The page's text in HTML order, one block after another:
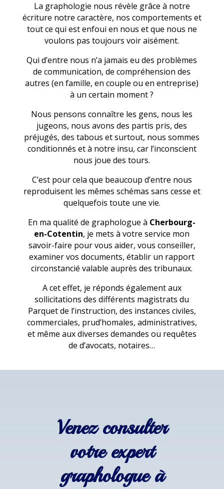
La graphologie nous révèle grâce à notre
écriture notre caractère, nos comportements et
tout ce qui est enfoui en nous et que nous ne
voulons pas toujours voir aisément.
Qui d’entre nous n’a jamais eu des problèmes
de communication, de compréhension des
autres (en famille, en couple ou en entreprise)
à un certain moment ?
Nous pensons connaître les gens, nous les
jugeons, nous avons des partis pris, des
préjugés, des tabous et surtout, nous sommes
conditionnés et à notre insu, car l’inconscient
nous joue des tours.
C’est pour cela que beaucoup d’entre nous
reproduisent les mêmes schémas sans cesse et
quelquefois toute une vie.
En ma qualité de graphologue à Cherbourg-
en-Cotentin, je mets à votre service mon
savoir-faire pour vous aider, vous conseiller,
examiner vos documents, établir un rapport
circonstancié valable auprès des tribunaux.
A cet effet, je réponds également aux
sollicitations des différents magistrats du
Parquet de l’instruction, des instances civiles,
commerciales, prud’homales, administratives,
et même aux diverses demandes ou requêtes
de d’avocats, notaires…
Venez consulter
votre expert
graphologue à